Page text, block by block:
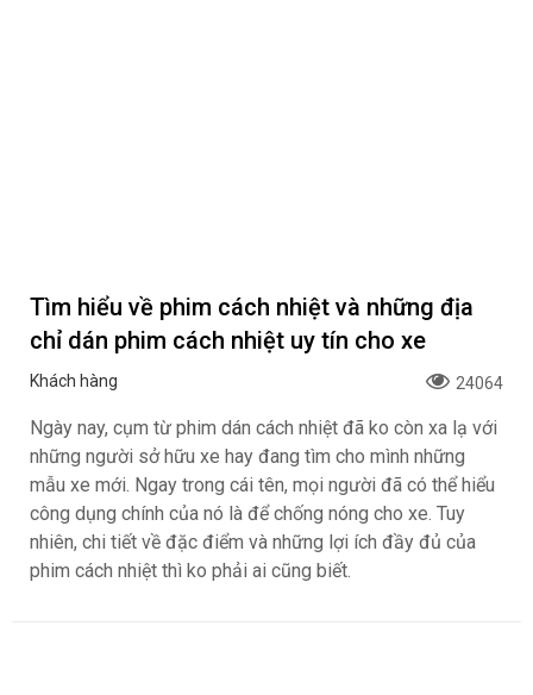
Tìm hiểu về phim cách nhiệt và những địa
chỉ dán phim cách nhiệt uy tín cho xe
Khách hàng 24064
Ngày nay, cụm từ phim dán cách nhiệt đã ko còn xa lạ với
những người sở hữu xe hay đang tìm cho mình những
mẫu xe mới. Ngay trong cái tên, mọi người đã có thể hiểu
công dụng chính của nó là để chống nóng cho xe. Tuy
nhiên, chi tiết về đặc điểm và những lợi ích đầy đủ của
phim cách nhiệt thì ko phải ai cũng biết.